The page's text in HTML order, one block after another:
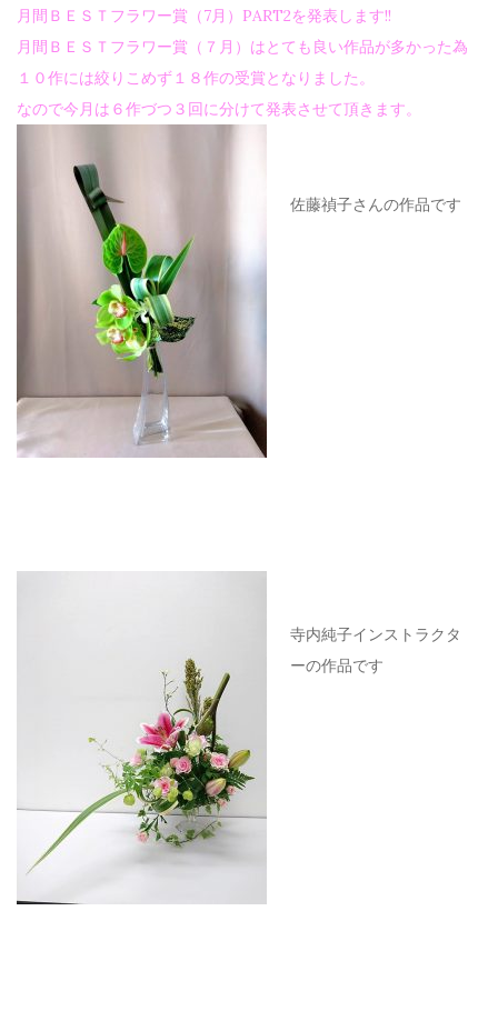
月間ＢＥＳＴフラワー賞（7月）PART2を発表します!!
月間ＢＥＳＴフラワー賞（７月）はとても良い作品が多かった為
１０作には絞りこめず１８作の受賞となりました。
なので今月は６作づつ３回に分けて発表させて頂きます。
佐藤禎子さんの作品です
寺内純子インストラクタ
ーの作品です